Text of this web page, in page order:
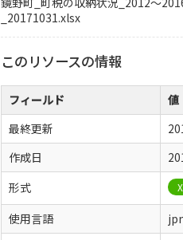
_20171031.xlsx
このリソースの情報
フィールド
値
最終更新
作成日
形式
使用言語